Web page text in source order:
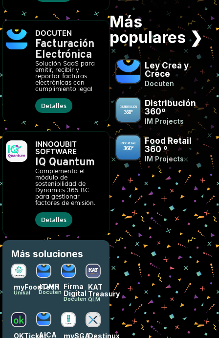
DOCUTEN
Facturación
Electrónica
Solución SaaS para
emitir, recibir y
reportar facturas
electrónicas con
cumplimiento legal
Detalles
INNOQUBIT
SOFTWARE
IQ Quantum
Complementa el
módulo de
sostenibilidad de
Dynamics 365 BC
para gestionar
factores de emisión.
Detalles
Más soluciones
myFoodTech
Unikal
eCMR
Docuten
Firma
Digital
Docuten
KAT
Treasury
QLM
OKTicketAICA mySGADestinux
Más
populares ❯
Ley Crea y
Crece
Docuten
Distribución
360º
IM Projects
Food Retail
360 º
IM Projects